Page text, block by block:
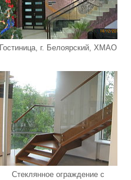
Гостиница, г. Белоярский, ХМАО
Стеклянное ограждение с